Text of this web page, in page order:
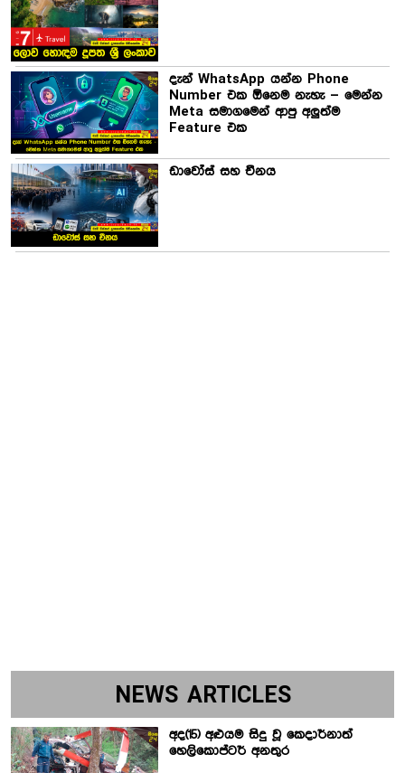
දැන් WhatsApp යන්න Phone
Number එක ඕනෙම නැහැ – මෙන්න
Meta සමාගමෙන් ආපු අලුත්ම
Feature එක
ඩාවෝස් සහ චීනය
NEWS ARTICLES
අද(15) අළුයම සිදු වූ කෙදාර්නාත්
හෙලිකොප්ටර් අනතුර